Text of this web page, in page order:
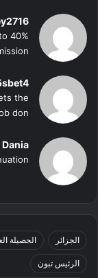
40%
the
don...
Dania
الجزائر الحصيلة
الرئيس تبون